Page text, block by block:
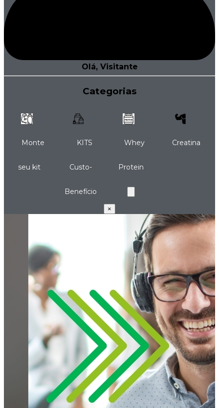
Olá, Visitante
Categorias
Monte
seu kit
KITS
Custo-
Benefício
Whey
Protein
Creatina
×